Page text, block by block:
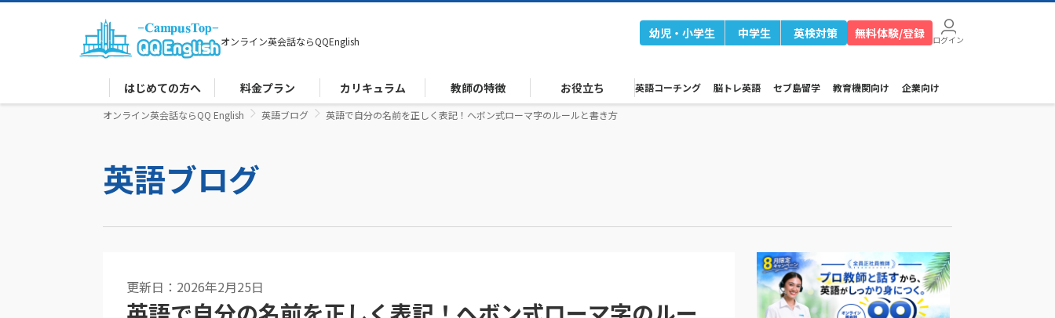
オンライン英会話ならQQEnglish
幼児・小学生 中学生 英検対策 無料体験/登録 ログイン
はじめての方へ 料金プラン カリキュラム 教師の特徴 お役立ち 英語コーチング 脳トレ英語 セブ島留学 教育機関向け 企業向け
オンライン英会話ならQQ English 英語ブログ 英語で自分の名前を正しく表記！ヘボン式ローマ字のルールと書き方
英語ブログ
更新日：2026年2月25日